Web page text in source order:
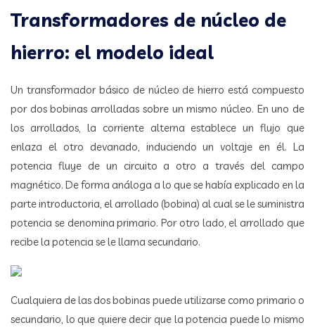
Transformadores de núcleo de
hierro: el modelo ideal
Un transformador básico de núcleo de hierro está compuesto
por dos bobinas arrolladas sobre un mismo núcleo. En uno de
los arrollados, la corriente alterna establece un flujo que
enlaza el otro devanado, induciendo un voltaje en él. La
potencia fluye de un circuito a otro a través del campo
magnético. De forma análoga a lo que se había explicado en la
parte introductoria, el arrollado (bobina) al cual se le suministra
potencia se denomina primario. Por otro lado, el arrollado que
recibe la potencia se le llama secundario.
Cualquiera de las dos bobinas puede utilizarse como primario o
secundario, lo que quiere decir que la potencia puede lo mismo